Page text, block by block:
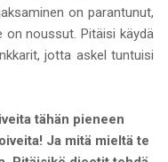
on parantunut,
noussut. Pitäisi käydä
jotta askel tuntuisi
tähän pieneen
Ja mitä mieltä te